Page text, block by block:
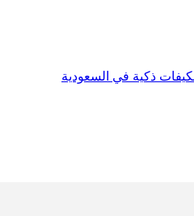
ذكية في السعودية